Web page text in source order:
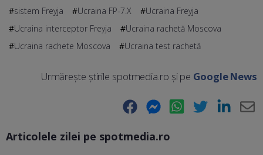
sistem Freyja
Ucraina FP-7.X
Ucraina Freyja
Ucraina interceptor Freyja
Ucraina rachetă Moscova
Ucraina rachete Moscova
Ucraina test rachetă
Urmărește știrile spotmedia.ro și pe Google News
Facebook Messenger WhatsApp Twitter LinkedIn
Articolele zilei pe spotmedia.ro